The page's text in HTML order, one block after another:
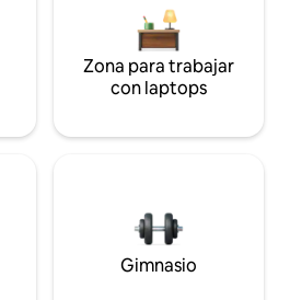
Zona para trabajar
con laptops
Gimnasio